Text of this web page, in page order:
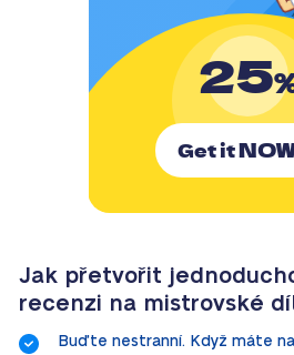
25
Get it
Jak přetvořit
recenzi na mistrovské
Buďte nestranní. Když máte